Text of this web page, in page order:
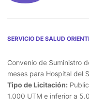
SERVICIO DE SALUD
Convenio de Suministro
meses para Hospital del
Tipo de Licitación:
1.000 UTM e inferior a